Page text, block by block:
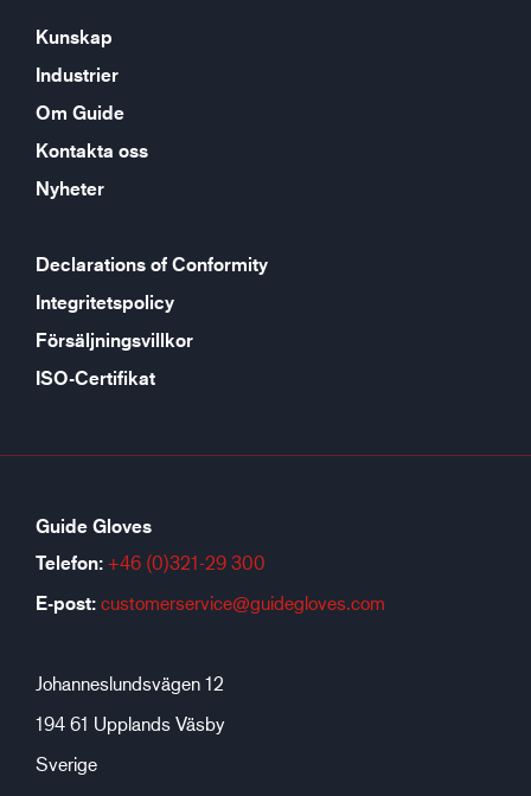
Kunskap
Industrier
Om Guide
Kontakta oss
Nyheter
Declarations of Conformity
Integritetspolicy
Försäljningsvillkor
ISO-Certifikat
Guide Gloves
Telefon: +46 (0)321-29 300
E-post: customerservice@guidegloves.com
Johanneslundsvägen 12
194 61 Upplands Väsby
Sverige